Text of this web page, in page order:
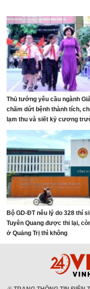
Thủ tướng yêu cầu ngành
chấm dứt bệnh thành tích,
lạm thu và siết kỷ cương
học
Bộ GD-ĐT nêu lý do 328 thí
Tuyên Quang được thi lại,
ở Quảng Trị thì không